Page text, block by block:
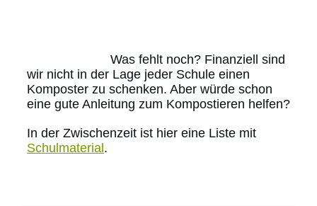
Was fehlt noch? Finanziell sind
wir nicht in der Lage jeder Schule einen
Komposter zu schenken. Aber würde schon
eine gute Anleitung zum Kompostieren helfen?
In der Zwischenzeit ist hier eine Liste mit
Schulmaterial.